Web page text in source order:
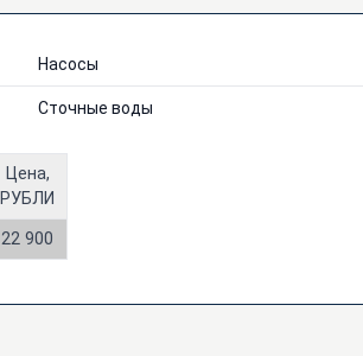
Насосы
Сточные воды
Цена,
РУБЛИ
22 900